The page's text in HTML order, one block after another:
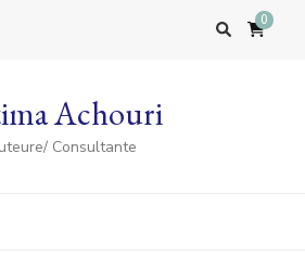
0
Achouri
Consultante